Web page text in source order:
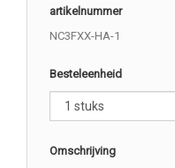
artikelnummer
NC3FXX-HA-1
Besteleenheid
Omschrijving